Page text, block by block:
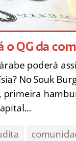
o QG da
poderá
No Souk
primeira